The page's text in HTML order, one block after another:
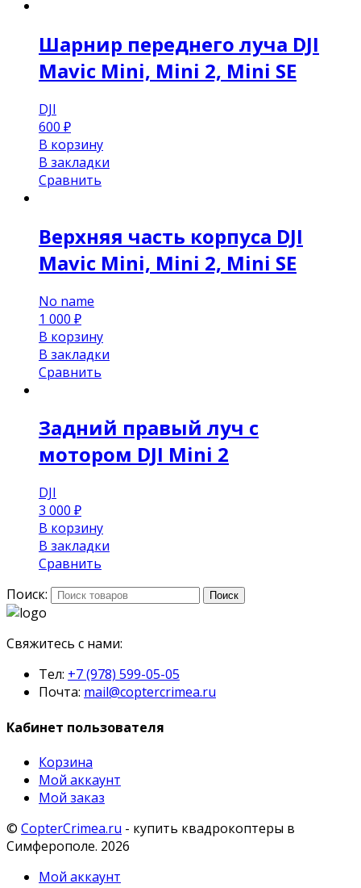
Шарнир переднего луча DJI
Mavic Mini, Mini 2, Mini SE
DJI
600 ₽
В корзину
В закладки
Сравнить
Верхняя часть корпуса DJI
Mavic Mini, Mini 2, Mini SE
No name
1 000 ₽
В корзину
В закладки
Сравнить
Задний правый луч с
мотором DJI Mini 2
DJI
3 000 ₽
В корзину
В закладки
Сравнить
Поиск:
Поиск
Свяжитесь с нами:
Тел: +7 (978) 599-05-05
Почта: mail@coptercrimea.ru
Кабинет пользователя
Корзина
Мой аккаунт
Мой заказ
© CopterCrimea.ru - купить квадрокоптеры в
Симферополе. 2026
Мой аккаунт